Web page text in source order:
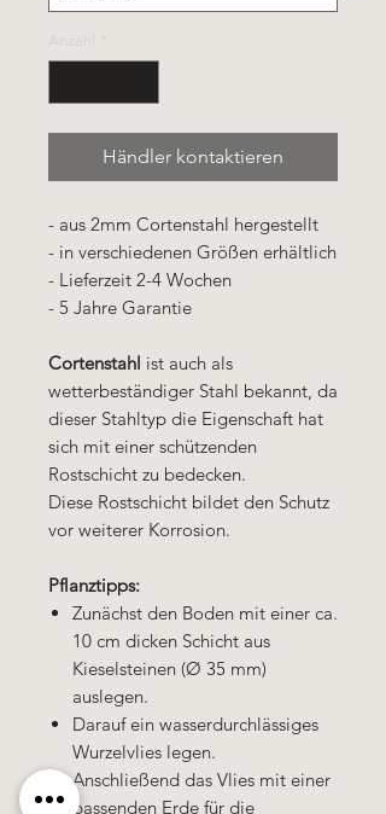
Anzahl
Händler kontaktieren
- aus 2mm Cortenstahl hergestellt
- in verschiedenen Größen erhältlich
- Lieferzeit 2-4 Wochen
- 5 Jahre Garantie
Cortenstahl ist auch als
wetterbeständiger Stahl bekannt, da
dieser Stahltyp die Eigenschaft hat
sich mit einer schützenden
Rostschicht zu bedecken.
Diese Rostschicht bildet den Schutz
vor weiterer Korrosion.
Pflanztipps:
Zunächst den Boden mit einer ca.
10 cm dicken Schicht aus
Kieselsteinen (Ø 35 mm)
auslegen.
Darauf ein wasserdurchlässiges
Wurzelvlies legen.
Anschließend das Vlies mit einer
passenden Erde für die